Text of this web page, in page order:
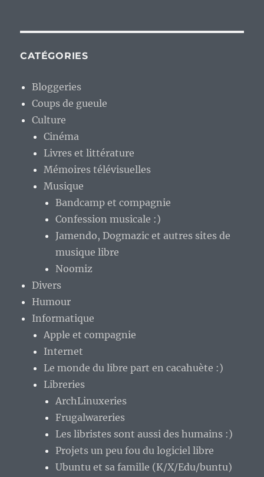
CATÉGORIES
Bloggeries
Coups de gueule
Culture
Cinéma
Livres et littérature
Mémoires télévisuelles
Musique
Bandcamp et compagnie
Confession musicale :)
Jamendo, Dogmazic et autres sites de
musique libre
Noomiz
Divers
Humour
Informatique
Apple et compagnie
Internet
Le monde du libre part en cacahuète :)
Libreries
ArchLinuxeries
Frugalwareries
Les libristes sont aussi des humains :)
Projets un peu fou du logiciel libre
Ubuntu et sa famille (K/X/Edu/buntu)